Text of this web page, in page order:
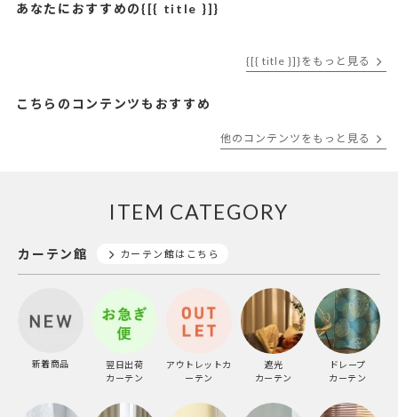
あなたにおすすめの{[{ title }]}
{[{ title }]}をもっと見る
こちらのコンテンツもおすすめ
他のコンテンツをもっと見る
ITEM CATEGORY
カーテン館 カーテン館はこちら
新着商品
翌日出荷
カーテン
アウトレットカ
ーテン
遮光
カーテン
ドレープ
カーテン